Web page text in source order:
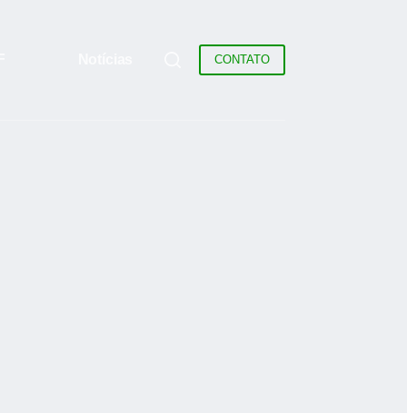
CONTATO